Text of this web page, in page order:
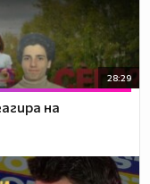
28:29
на